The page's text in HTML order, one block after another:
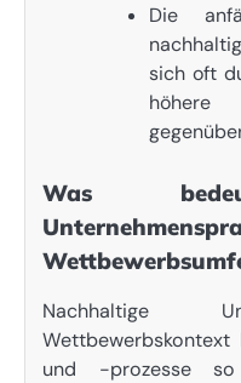
Die
sich oft
Was
Nachhaltige
und -prozesse